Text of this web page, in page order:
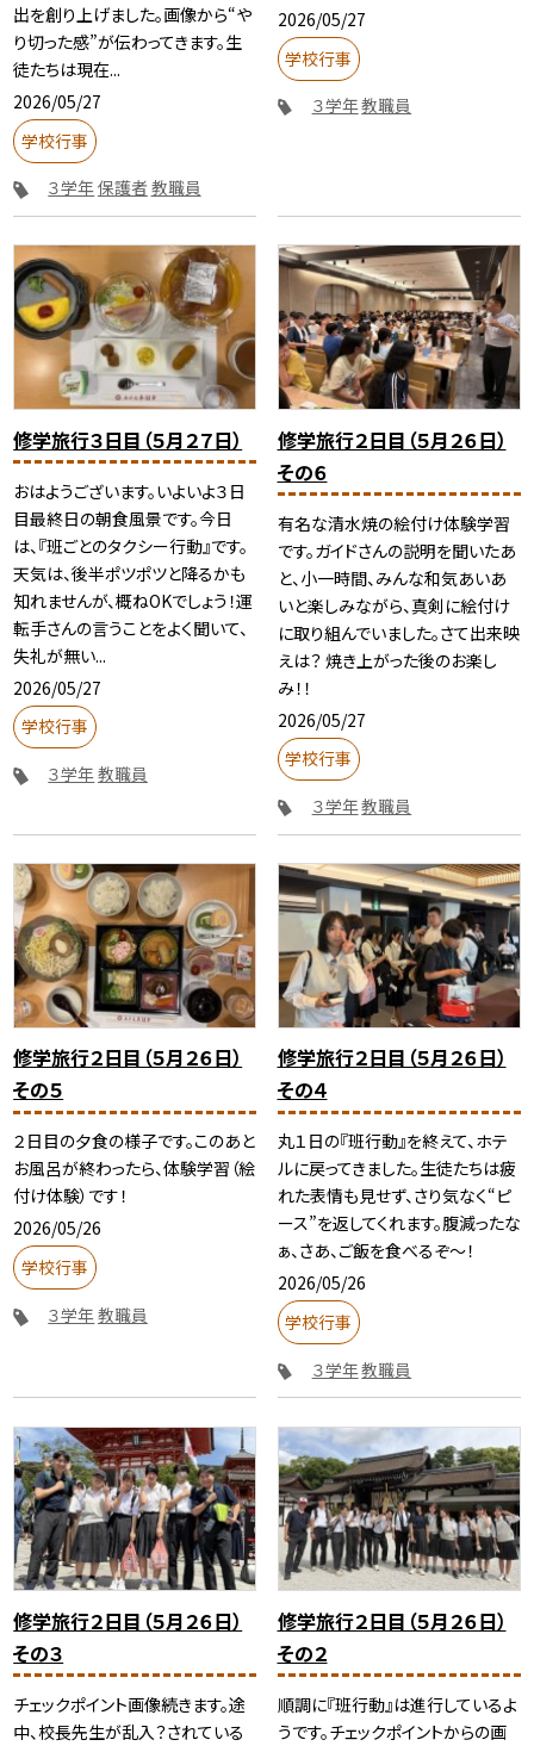
出を創り上げました。画像から“や
り切った感”が伝わってきます。生
徒たちは現在...
2026/05/27
学校行事
３学年保護者 教職員
2026/05/27
学校行事
３学年教職員
修学旅行３日目（５月２７日）
おはようございます。いよいよ３日
目最終日の朝食風景です。今日
は、『班ごとのタクシー行動』です。
天気は、後半ポツポツと降るかも
知れませんが、概ねOKでしょう！運
転手さんの言うことをよく聞いて、
失礼が無い...
2026/05/27
学校行事
３学年教職員
修学旅行２日目（５月２６日）
その６
有名な清水焼の絵付け体験学習
です。ガイドさんの説明を聞いたあ
と、小一時間、みんな和気あいあ
いと楽しみながら、真剣に絵付け
に取り組んでいました。さて出来映
えは？ 焼き上がった後のお楽し
み！！
2026/05/27
学校行事
３学年教職員
修学旅行２日目（５月２６日）
その５
２日目の夕食の様子です。このあと
お風呂が終わったら、体験学習（絵
付け体験）です！
2026/05/26
学校行事
３学年教職員
修学旅行２日目（５月２６日）
その４
丸１日の『班行動』を終えて、ホテ
ルに戻ってきました。生徒たちは疲
れた表情も見せず、さり気なく“ピ
ース”を返してくれます。腹減ったな
ぁ、さあ、ご飯を食べるぞ～！
2026/05/26
学校行事
３学年教職員
修学旅行２日目（５月２６日）
その３
チェックポイント画像続きます。途
中、校長先生が乱入？されている
修学旅行２日目（５月２６日）
その２
順調に『班行動』は進行しているよ
うです。チェックポイントからの画